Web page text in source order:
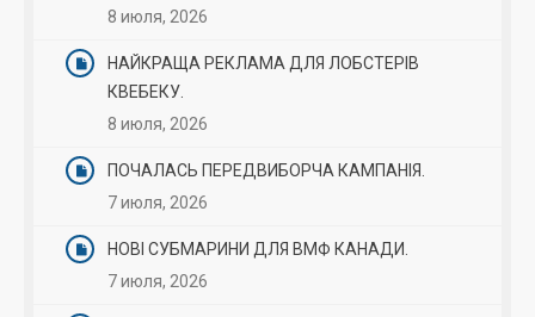
8 июля, 2026
НАЙКРАЩА РЕКЛАМА ДЛЯ ЛОБСТЕРІВ
КВЕБЕКУ.
8 июля, 2026
ПОЧАЛАСЬ ПЕРЕДВИБОРЧА КАМПАНІЯ.
7 июля, 2026
НОВІ СУБМАРИНИ ДЛЯ ВМФ КАНАДИ.
7 июля, 2026